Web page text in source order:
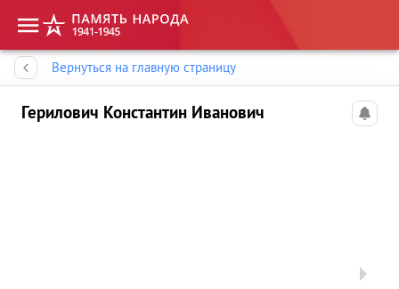
Вернуться на главную страницу
Герилович Константин Иванович
Память народа